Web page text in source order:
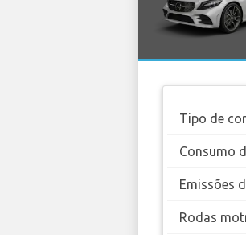
Tipo de
Consumo
Emissões
Rodas